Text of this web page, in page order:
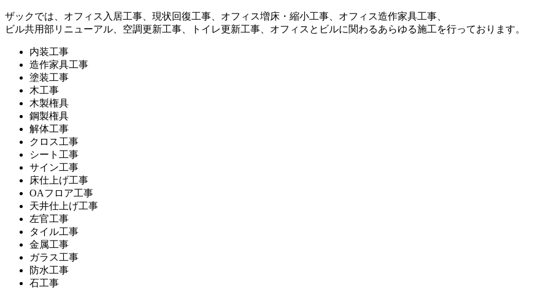
ザックでは、オフィス入居工事、現状回復工事、オフィス増床・縮小工事、オフィス造作家具工事、
ビル共用部リニューアル、空調更新工事、トイレ更新工事、オフィスとビルに関わるあらゆる施工を行っております。
内装工事
造作家具工事
塗装工事
木工事
木製権具
鋼製権具
解体工事
クロス工事
シート工事
サイン工事
床仕上げ工事
OAフロア工事
天井仕上げ工事
左官工事
タイル工事
金属工事
ガラス工事
防水工事
石工事